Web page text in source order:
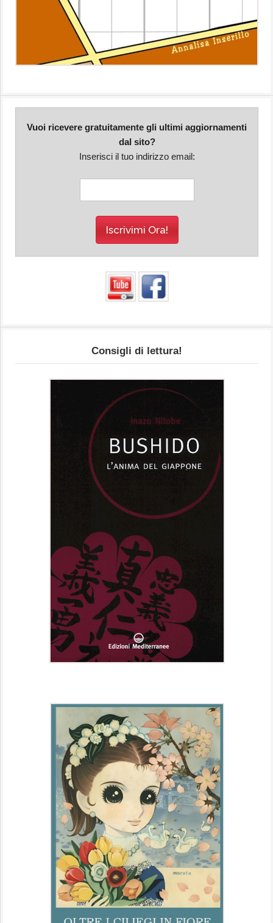
Vuoi ricevere gratuitamente gli ultimi aggiornamenti
dal sito?
Inserisci il tuo indirizzo email:
Consigli di lettura!